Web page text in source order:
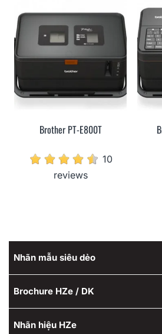
Brother PT-E800T
10
reviews
Nhãn mẫu siêu dẻo
Brochure HZe / DK
Nhãn hiệu HZe